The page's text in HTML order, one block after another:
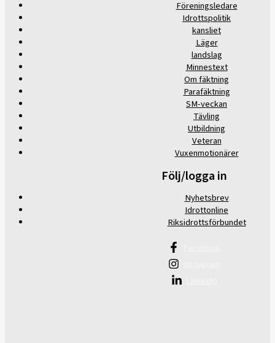
Föreningsledare
Idrottspolitik
kansliet
Läger
landslag
Minnestext
Om fäktning
Parafäktning
SM-veckan
Tävling
Utbildning
Veteran
Vuxenmotionärer
Följ/logga in
Nyhetsbrev
Idrottonline
Riksidrottsförbundet